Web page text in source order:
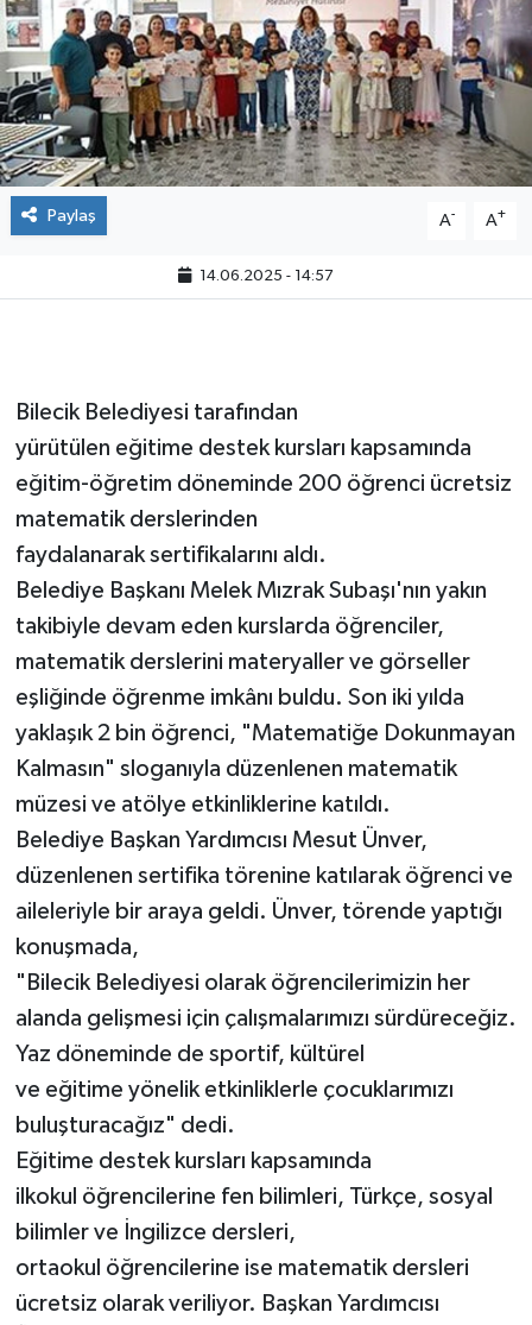
Paylaş A- A+
14.06.2025 - 14:57
Bilecik Belediyesi tarafından
yürütülen eğitime destek kursları kapsamında
eğitim-öğretim döneminde 200 öğrenci ücretsiz
matematik derslerinden
faydalanarak sertifikalarını aldı.
Belediye Başkanı Melek Mızrak Subaşı'nın yakın
takibiyle devam eden kurslarda öğrenciler,
matematik derslerini materyaller ve görseller
eşliğinde öğrenme imkânı buldu. Son iki yılda
yaklaşık 2 bin öğrenci, "Matematiğe Dokunmayan
Kalmasın" sloganıyla düzenlenen matematik
müzesi ve atölye etkinliklerine katıldı.
Belediye Başkan Yardımcısı Mesut Ünver,
düzenlenen sertifika törenine katılarak öğrenci ve
aileleriyle bir araya geldi. Ünver, törende yaptığı
konuşmada,
"Bilecik Belediyesi olarak öğrencilerimizin her
alanda gelişmesi için çalışmalarımızı sürdüreceğiz.
Yaz döneminde de sportif, kültürel
ve eğitime yönelik etkinliklerle çocuklarımızı
buluşturacağız" dedi.
Eğitime destek kursları kapsamında
ilkokul öğrencilerine fen bilimleri, Türkçe, sosyal
bilimler ve İngilizce dersleri,
ortaokul öğrencilerine ise matematik dersleri
ücretsiz olarak veriliyor. Başkan Yardımcısı